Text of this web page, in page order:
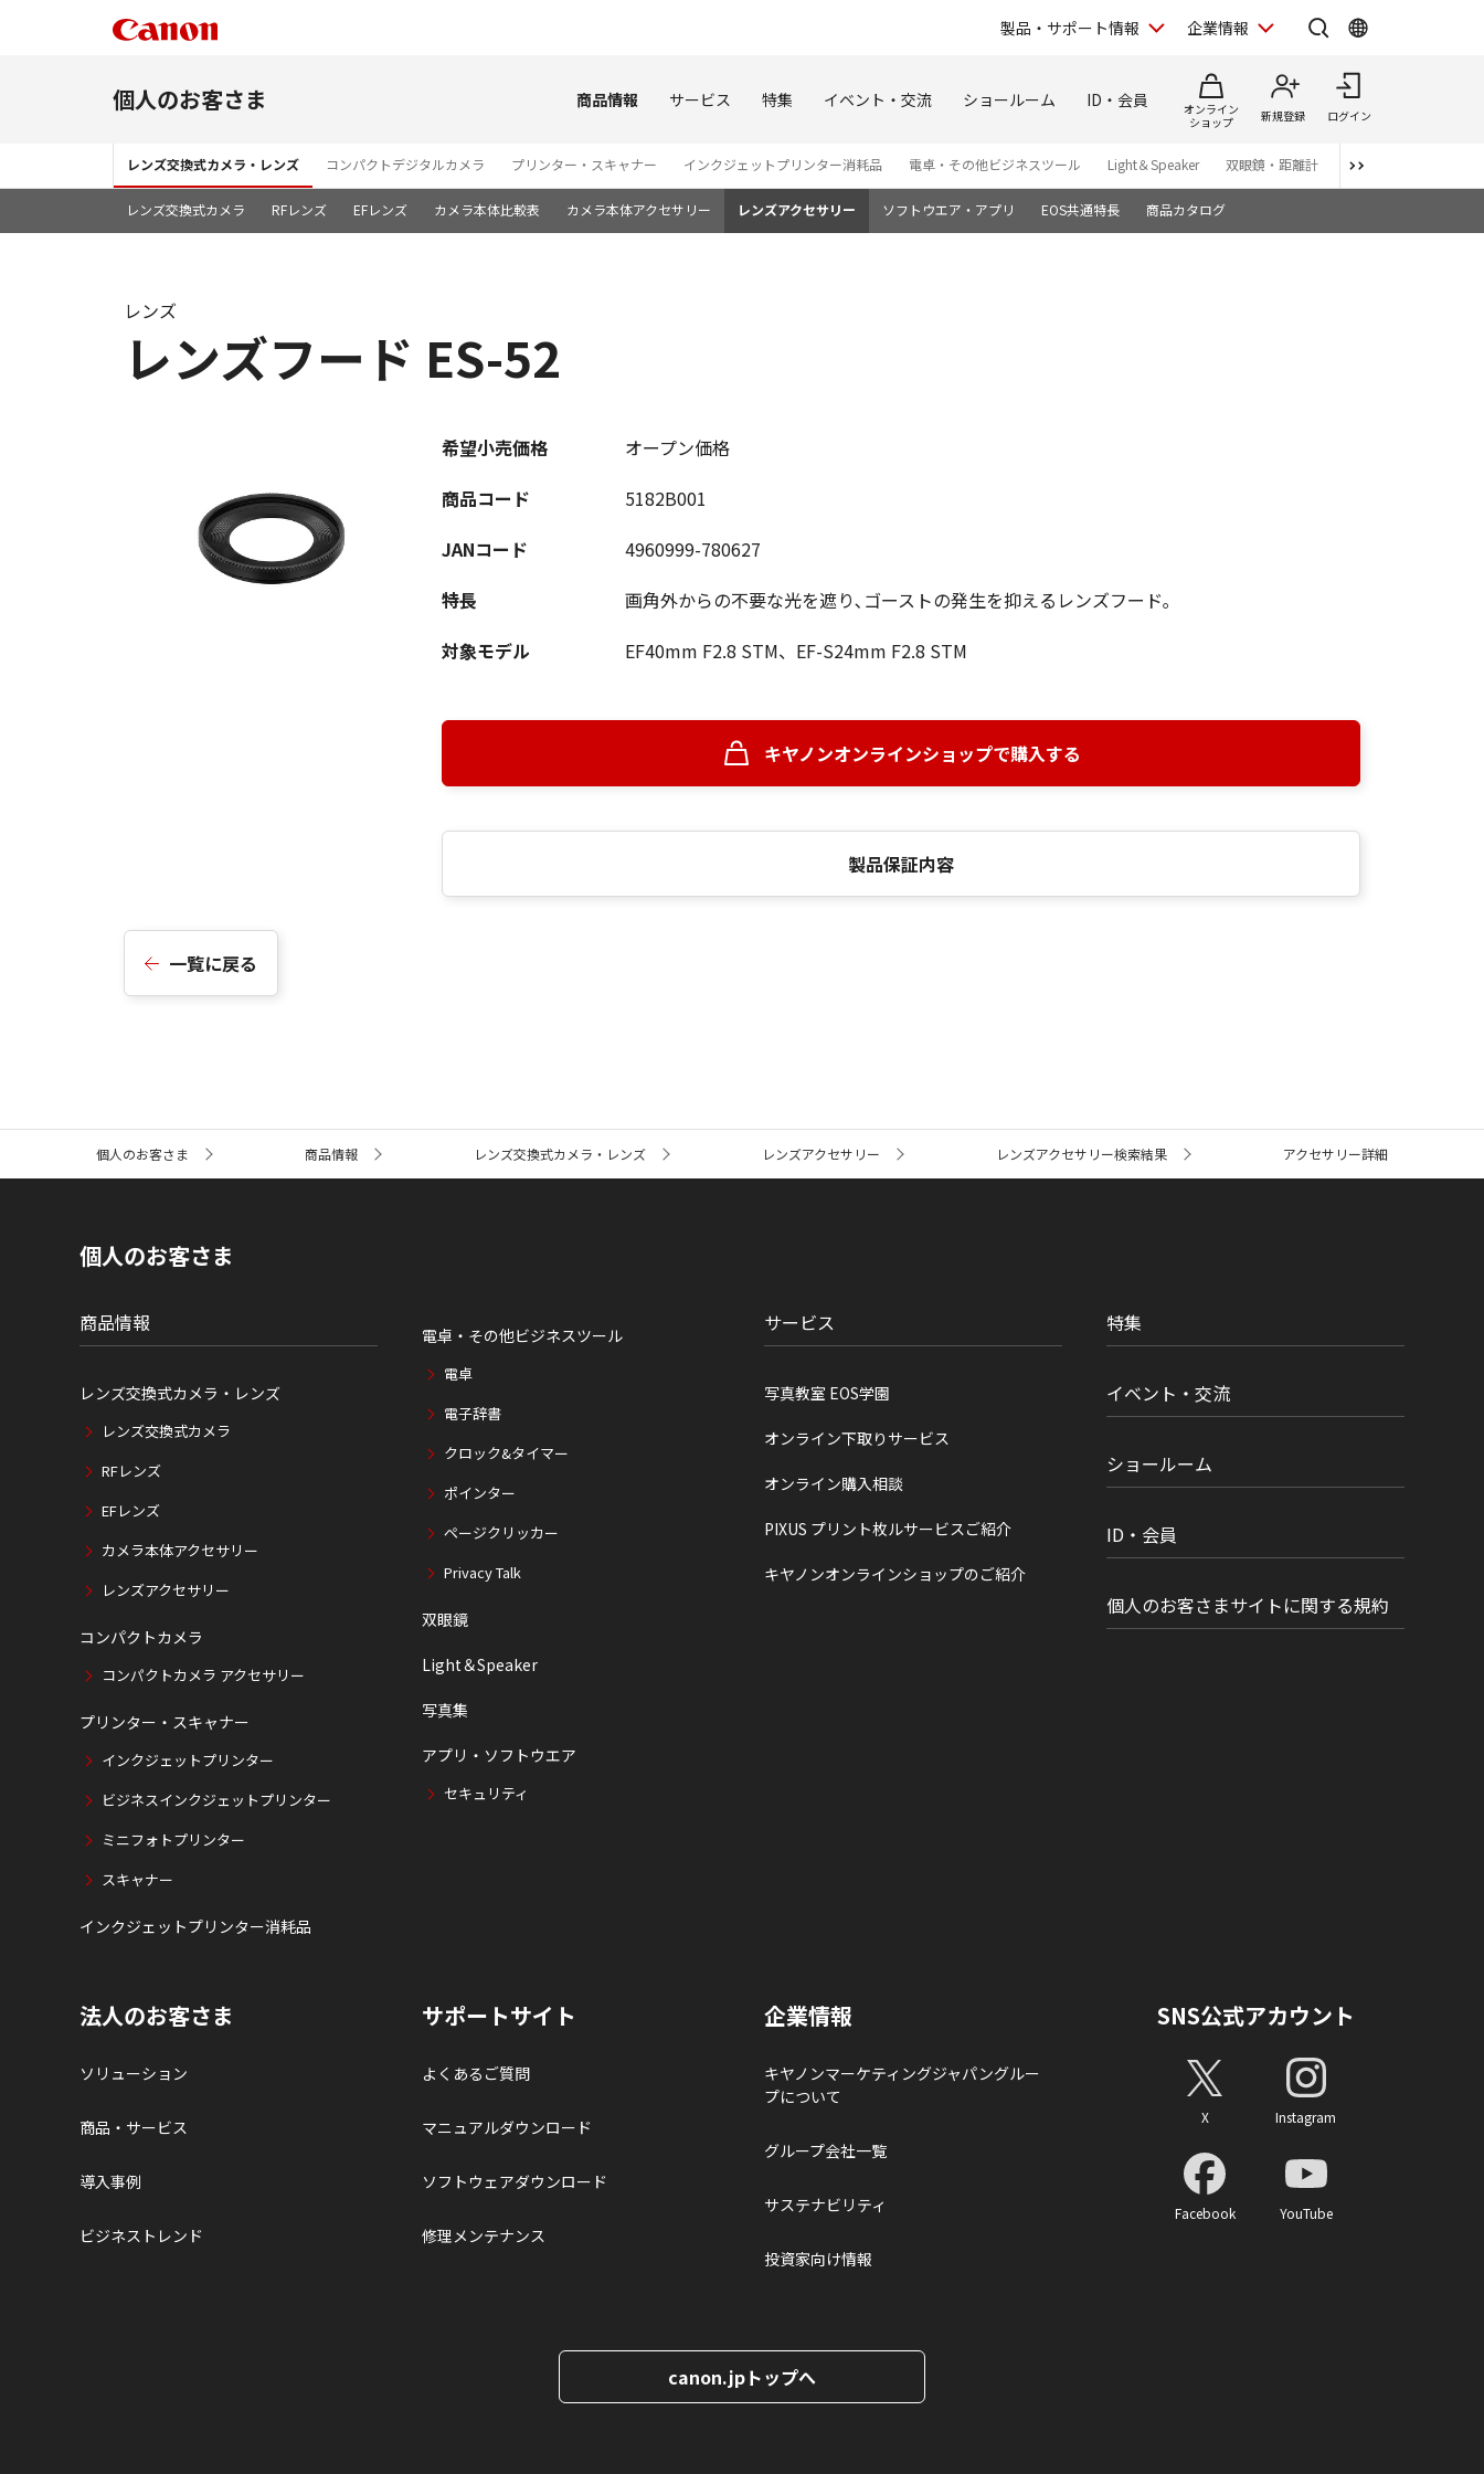
製品・サポート情報 企業情報
個人のお客さま 商品情報 サービス 特集 イベント・交流 ショールーム ID・会員
オンライン
ショップ
新規登録 ログイン
レンズ交換式カメラ・レンズ コンパクトデジタルカメラ プリンター・スキャナー インクジェットプリンター消耗品 電卓・その他ビジネスツール Light＆Speaker 双眼鏡・距離計 写真集
レンズ交換式カメラ RFレンズ EFレンズ カメラ本体比較表 カメラ本体アクセサリー レンズアクセサリー ソフトウエア・アプリ EOS共通特長 商品カタログ
レンズフード ES-52
レンズ
希望小売価格
オープン価格
商品コード
5182B001
JANコード
4960999-780627
特長
画角外からの不要な光を遮り､ゴーストの発生を抑えるレンズフード｡
対象モデル
EF40mm F2.8 STM、EF-S24mm F2.8 STM
キヤノンオンラインショップで購入する
製品保証内容
一覧に戻る
ト
個人のお客さま 商品情報 レンズ交換式カメラ・レンズ レンズアクセサリー レンズアクセサリー検索結果 アクセサリー詳細
個人のお客さま
商品情報
レンズ交換式カメラ・レンズ
レンズ交換式カメラ
RFレンズ
EFレンズ
カメラ本体アクセサリー
レンズアクセサリー
コンパクトカメラ
コンパクトカメラ アクセサリー
プリンター・スキャナー
インクジェットプリンター
ビジネスインクジェットプリンター
ミニフォトプリンター
スキャナー
インクジェットプリンター消耗品
電卓・その他ビジネスツール
電卓
電子辞書
クロック&タイマー
ポインター
ページクリッカー
Privacy Talk
双眼鏡
Light＆Speaker
写真集
アプリ・ソフトウエア
セキュリティ
サービス
写真教室 EOS学園
オンライン下取りサービス
オンライン購入相談
PIXUS プリント枚ルサービスご紹介
キヤノンオンラインショップのご紹介
特集
イベント・交流
ショールーム
ID・会員
個人のお客さまサイトに関する規約
法人のお客さま
ソリューション
商品・サービス
導入事例
ビジネストレンド
サポートサイト
よくあるご質問
マニュアルダウンロード
ソフトウェアダウンロード
修理メンテナンス
企業情報
キヤノンマーケティングジャパングルー
プについて
グループ会社一覧
サステナビリティ
投資家向け情報
SNS公式アカウント
X Instagram
Facebook YouTube
canon.jpトップへ